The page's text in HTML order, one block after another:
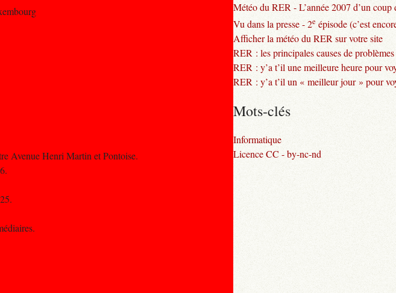
Avenue Henri Martin et Pontoise.
Météo du RER - L’année 2007 d’un coup
Vu dans la presse - 2e épisode (c’est
Afficher la météo du RER sur votre site
RER : les principales causes de problèmes
RER : y’a t’il une meilleure heure pour
RER : y’a t’il un « meilleur jour » pour
Mots-clés
Informatique
Licence CC - by-nc-nd